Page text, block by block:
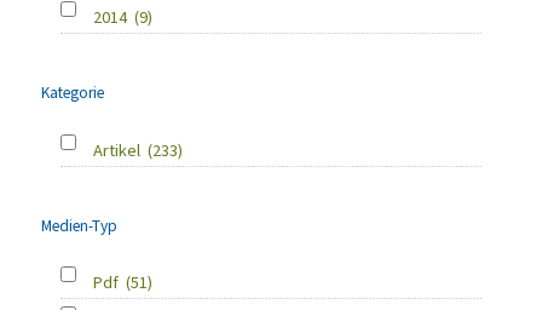
2014 (9)
Kategorie
Artikel (233)
Medien-Typ
Pdf (51)